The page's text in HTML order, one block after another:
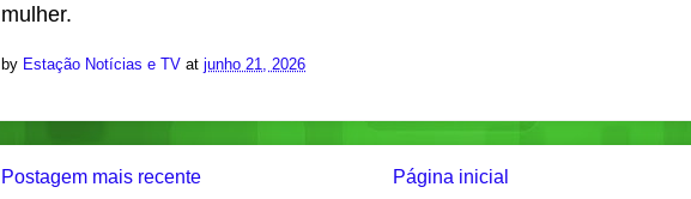
mulher.
by Estação Notícias e TV at junho 21, 2026
Postagem mais recente Página inicial